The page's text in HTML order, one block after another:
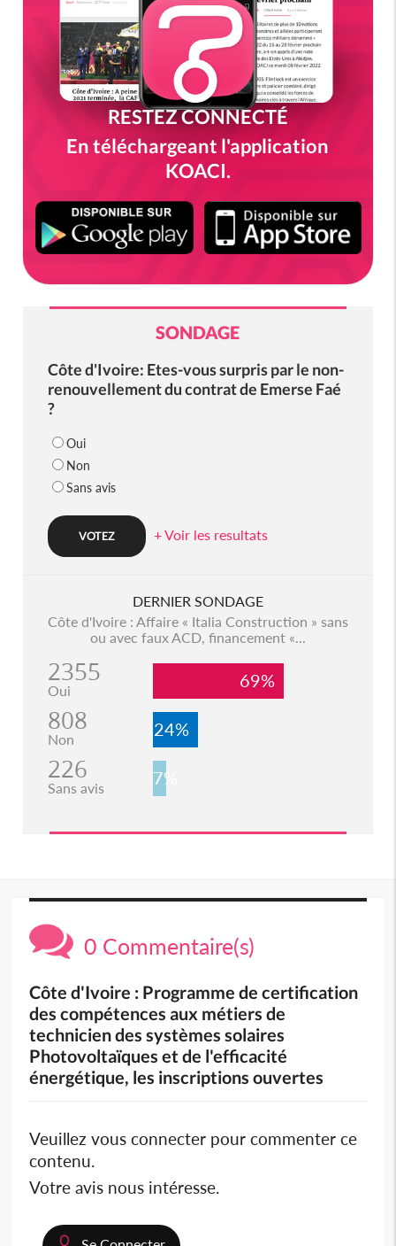
RESTEZ CONNECTÉ
En téléchargeant l'application
KOACI.
SONDAGE
Côte d'Ivoire: Etes-vous surpris par le non-
renouvellement du contrat de Emerse Faé
?
Oui
Non
Sans avis
+ Voir les resultats
DERNIER SONDAGE
Côte d'Ivoire : Affaire « Italia Construction » sans
ou avec faux ACD, financement «...
2355
Oui 69%
808
Non 24%
226
Sans avis 7%
0 Commentaire(s)
Côte d'Ivoire : Programme de certification
des compétences aux métiers de
technicien des systèmes solaires
Photovoltaïques et de l'efficacité
énergétique, les inscriptions ouvertes
Veuillez vous connecter pour commenter ce
contenu.
Votre avis nous intéresse.